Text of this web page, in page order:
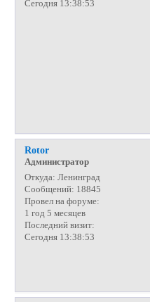
Сегодня 13:38:53
Rotor
Администратор
Откуда: Ленинград
Сообщений: 18845
Провел на форуме:
1 год 5 месяцев
Последний визит:
Сегодня 13:38:53